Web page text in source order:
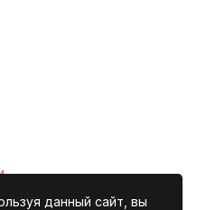
данный сайт, вы